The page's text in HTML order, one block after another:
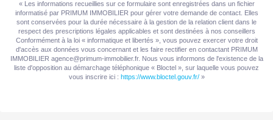
MANDAT
Disponibilité 19/09/2025
« Les informations recueillies sur ce formulaire sont enregistrées dans un fichier
informatisé par PRIMUM IMMOBILIER pour gérer votre demande de contact. Elles
sont conservées pour la durée nécessaire à la gestion de la relation client dans le
respect des prescriptions légales applicables et sont destinées à nos conseillers
Conformément à la loi « informatique et libertés », vous pouvez exercer votre droit
d'accès aux données vous concernant et les faire rectifier en contactant PRIMUM
IMMOBILIER agence@primum-immobilier.fr. Nous vous informons de l'existence de la
liste d'opposition au démarchage téléphonique « Bloctel », sur laquelle vous pouvez
vous inscrire ici : https://www.bloctel.gouv.fr/»